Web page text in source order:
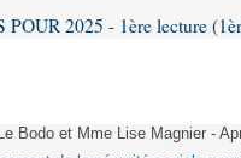
2025 - 1ère lecture
Bodo et Mme Lise Magnier -